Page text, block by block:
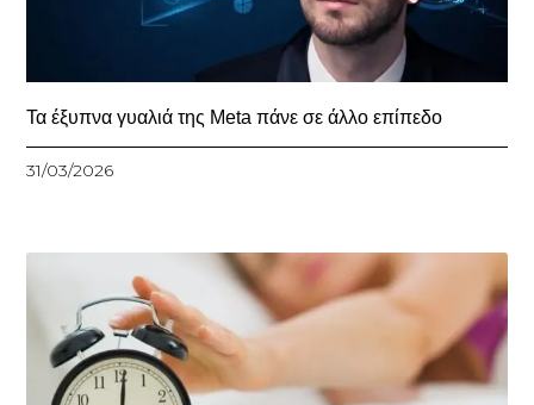
Τα έξυπνα γυαλιά της Meta πάνε σε άλλο επίπεδο
31/03/2026